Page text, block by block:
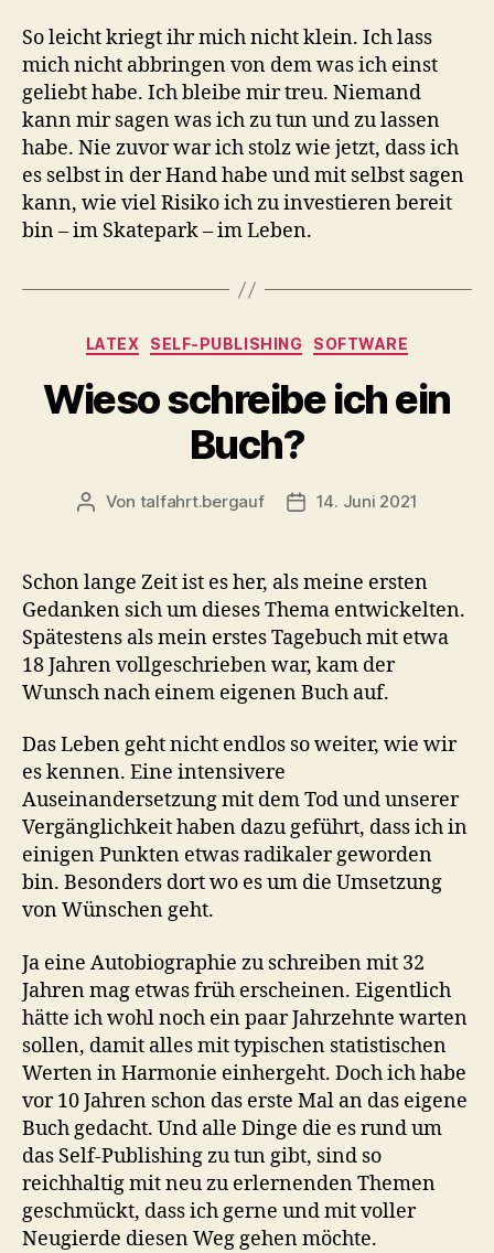
So leicht kriegt ihr mich nicht klein. Ich lass
mich nicht abbringen von dem was ich einst
geliebt habe. Ich bleibe mir treu. Niemand
kann mir sagen was ich zu tun und zu lassen
habe. Nie zuvor war ich stolz wie jetzt, dass ich
es selbst in der Hand habe und mit selbst sagen
kann, wie viel Risiko ich zu investieren bereit
bin – im Skatepark – im Leben.
Kategorien
LATEX SELF-PUBLISHING SOFTWARE
Wieso schreibe ich ein
Buch?
Beitragsautor
Von talfahrt.bergauf Veröffentlichungsdatum
14. Juni 2021
Schon lange Zeit ist es her, als meine ersten
Gedanken sich um dieses Thema entwickelten.
Spätestens als mein erstes Tagebuch mit etwa
18 Jahren vollgeschrieben war, kam der
Wunsch nach einem eigenen Buch auf.
Das Leben geht nicht endlos so weiter, wie wir
es kennen. Eine intensivere
Auseinandersetzung mit dem Tod und unserer
Vergänglichkeit haben dazu geführt, dass ich in
einigen Punkten etwas radikaler geworden
bin. Besonders dort wo es um die Umsetzung
von Wünschen geht.
Ja eine Autobiographie zu schreiben mit 32
Jahren mag etwas früh erscheinen. Eigentlich
hätte ich wohl noch ein paar Jahrzehnte warten
sollen, damit alles mit typischen statistischen
Werten in Harmonie einhergeht. Doch ich habe
vor 10 Jahren schon das erste Mal an das eigene
Buch gedacht. Und alle Dinge die es rund um
das Self-Publishing zu tun gibt, sind so
reichhaltig mit neu zu erlernenden Themen
geschmückt, dass ich gerne und mit voller
Neugierde diesen Weg gehen möchte.